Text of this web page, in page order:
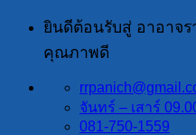
ข้าม
เนื้อหา
ยินดีต้อนรับสู่ อาอาจ
คุณภาพดี
จันทร์ – เสาร์
081-750-1559